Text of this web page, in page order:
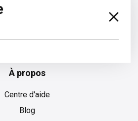
À propos
Centre d'aide
Blog